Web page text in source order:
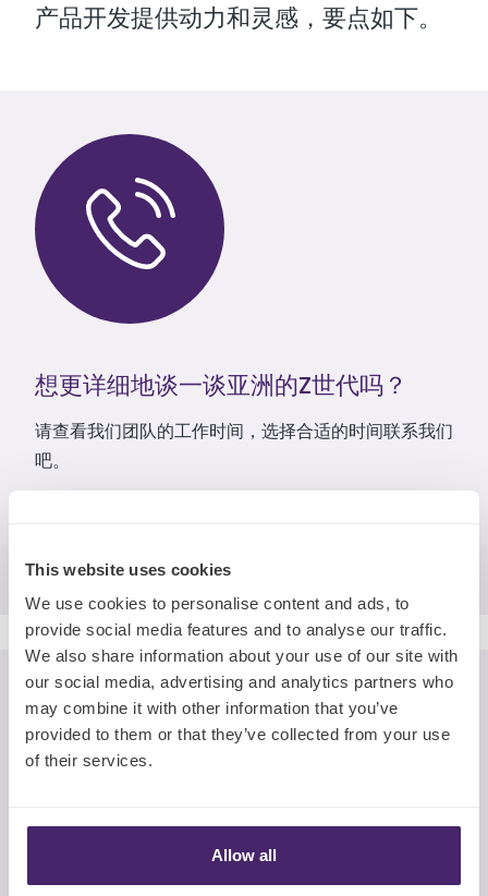
This website uses cookies
We use cookies to personalise content and ads, to
provide social media features and to analyse our traffic.
We also share information about your use of our site with
our social media, advertising and analytics partners who
may combine it with other information that you’ve
provided to them or that they’ve collected from your use
of their services.
Allow all
产品开发提供动力和灵感，要点如下。
想更详细地谈一谈亚洲的Z世代吗？
请查看我们团队的工作时间，选择合适的时间联系我们
吧。
下载《前瞻亚洲》报告您将发现
•如何锁定Z世代们的优先需求
快消品牌接下来应该做什么以及怎么做